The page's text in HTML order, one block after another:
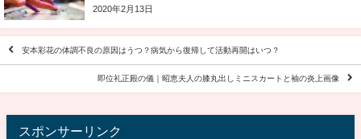
2020年2月13日
安本彩花の体調不良の原因はうつ？病気から復帰して活動再開はいつ？
即位礼正殿の儀｜昭恵夫人の膝丸出しミニスカートと袖の炎上画像
スポンサーリンク